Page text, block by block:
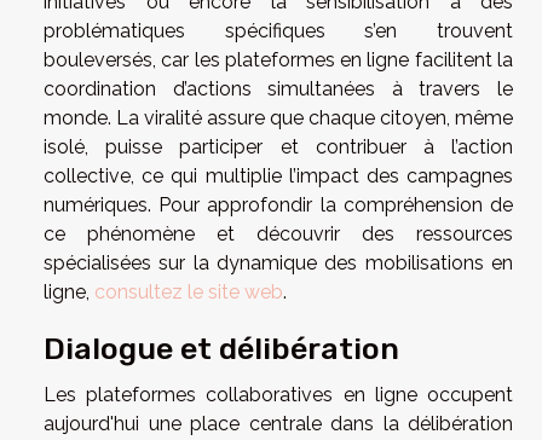
problématiques spécifiques s’en trouvent
bouleversés, car les plateformes en ligne facilitent la
coordination d’actions simultanées à travers le
monde. La viralité assure que chaque citoyen, même
isolé, puisse participer et contribuer à l’action
collective, ce qui multiplie l’impact des campagnes
numériques. Pour approfondir la compréhension de
ce phénomène et découvrir des ressources
spécialisées sur la dynamique des mobilisations en
ligne, consultez le site web.
Dialogue et délibération
Les plateformes collaboratives en ligne occupent
aujourd'hui une place centrale dans la délibération